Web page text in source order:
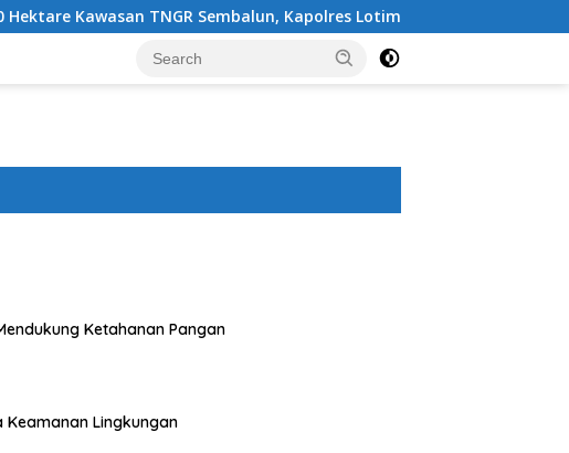
Sembalun, Kapolres Lotim Turun Langsung Padamkan Api
Ketahanan Pangan
Lingkungan